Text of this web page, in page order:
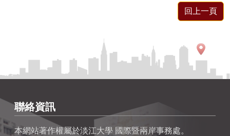
回上一頁
聯絡資訊
本網站著作權屬於淡江大學 國際暨兩岸事務處。